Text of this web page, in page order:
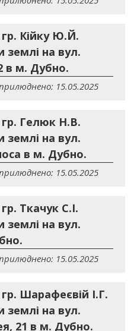
Кійку Ю.Й.
землі на вул.
в м. Дубно.
15.05.2025
Гелюк Н.В.
землі на вул.
в м. Дубно.
15.05.2025
Ткачук С.І.
землі на вул.
15.05.2025
Шарафеєвій І.Г.
землі на вул.
21 в м. Дубно.